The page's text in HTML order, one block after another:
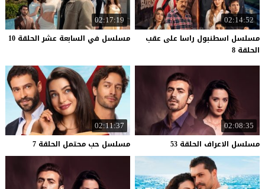
02:14:52
مسلسل اسطنبول راسا على عقب
الحلقة 8
02:17:19
مسلسل في السابعة عشر الحلقة 10
02:08:35
مسلسل الاعراف الحلقة 53
02:11:37
مسلسل حب محتمل الحلقة 7